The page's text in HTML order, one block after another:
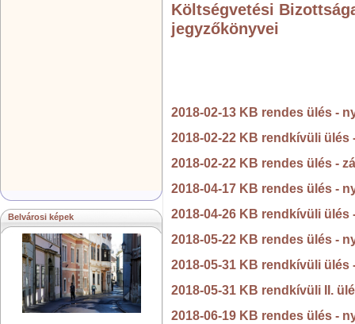
Belvárosi képek
Költségvetési
jegyzőkönyvei
2018-02-13 KB rendes ülés -
2018-02-22 KB rendkívüli
2018-02-22 KB rendes ülés -
2018-04-17 KB rendes ülés -
2018-04-26 KB rendkívüli
2018-05-22 KB rendes ülés -
2018-05-31 KB rendkívüli
2018-05-31 KB rendkívüli II.
2018-06-19 KB rendes ülés -